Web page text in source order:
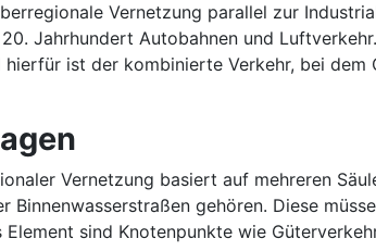
Vernetzung parallel zur
Jahrhundert Autobahnen und
ist der kombinierte Verkehr, bei
Vernetzung basiert auf mehreren
Binnenwasserstraßen gehören. Diese
sind Knotenpunkte wie